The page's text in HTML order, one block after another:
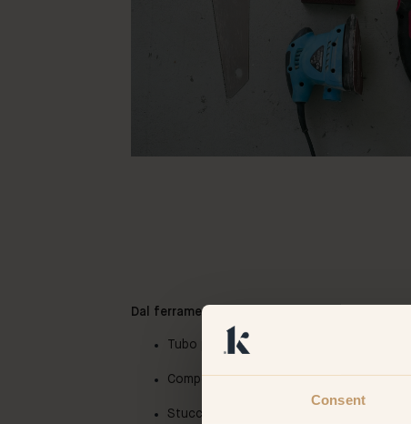
Consent
Dal ferramenta ti serviranno:
Tubo per cemento armato – diametro 32
Compensato – 1,2 × 70 × 70 cm (va
Stucco per legno